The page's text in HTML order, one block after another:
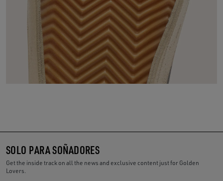
SOLO PARA SOÑADORES
Get the inside track on all the news and exclusive content just for Golden
Lovers.